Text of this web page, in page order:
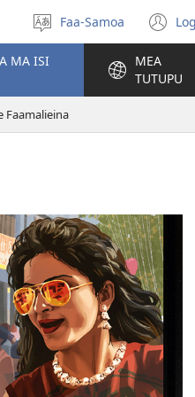
Filifili
le
gagana
Faa-Samoa
se
MA ISI
MEA
TUTUPU
Faamalieina